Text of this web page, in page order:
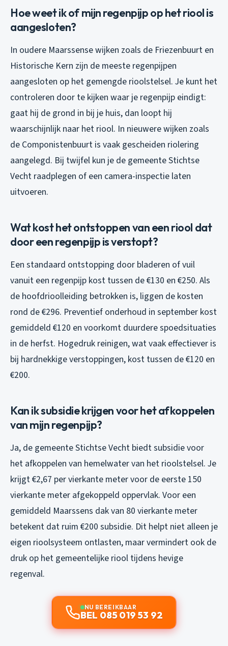
Hoe weet ik of mijn regenpijp op het riool is
aangesloten?
In oudere Maarssense wijken zoals de Friezenbuurt en
Historische Kern zijn de meeste regenpijpen
aangesloten op het gemengde rioolstelsel. Je kunt het
controleren door te kijken waar je regenpijp eindigt:
gaat hij de grond in bij je huis, dan loopt hij
waarschijnlijk naar het riool. In nieuwere wijken zoals
de Componistenbuurt is vaak gescheiden riolering
aangelegd. Bij twijfel kun je de gemeente Stichtse
Vecht raadplegen of een camera-inspectie laten
uitvoeren.
Wat kost het ontstoppen van een riool dat
door een regenpijp is verstopt?
Een standaard ontstopping door bladeren of vuil
vanuit een regenpijp kost tussen de €130 en €250. Als
de hoofdrioolleiding betrokken is, liggen de kosten
rond de €296. Preventief onderhoud in september kost
gemiddeld €120 en voorkomt duurdere spoedsituaties
in de herfst. Hogedruk reinigen, wat vaak effectiever is
bij hardnekkige verstoppingen, kost tussen de €120 en
€200.
Kan ik subsidie krijgen voor het afkoppelen
van mijn regenpijp?
Ja, de gemeente Stichtse Vecht biedt subsidie voor
het afkoppelen van hemelwater van het rioolstelsel. Je
krijgt €2,67 per vierkante meter voor de eerste 150
vierkante meter afgekoppeld oppervlak. Voor een
gemiddeld Maarssens dak van 80 vierkante meter
betekent dat ruim €200 subsidie. Dit helpt niet alleen je
eigen rioolsysteem ontlasten, maar vermindert ook de
druk op het gemeentelijke riool tijdens hevige
regenval.
NU BEREIKBAAR
BEL 085 019 53 92